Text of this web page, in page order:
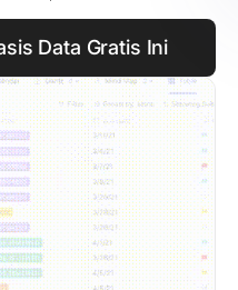
Data Gratis Ini